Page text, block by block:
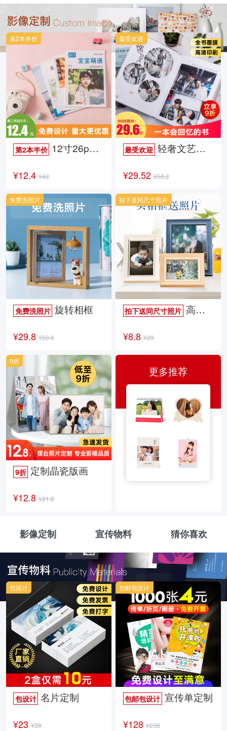
第2本半价 12寸26p时尚杂志册
¥12.4 ¥42
第2本半价
最受欢迎 轻奢文艺照片书
¥29.52 ¥58.2
最受欢迎
免费洗照片 旋转相框
¥29.8 ¥50.6
免费洗照片
拍下送同尺寸照片高档欧式相框
¥8.8 ¥29
拍下送同尺寸照片
9折 定制晶瓷版画
¥12.8 ¥21.8
9折
更多推荐
影像定制 宣传物料 猜你喜欢
包设计 名片定制
¥23 ¥39
包设计
包邮包设计宣传单定制
¥128 ¥238
包邮包设计